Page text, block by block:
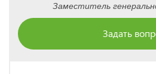
Заместитель
Задать